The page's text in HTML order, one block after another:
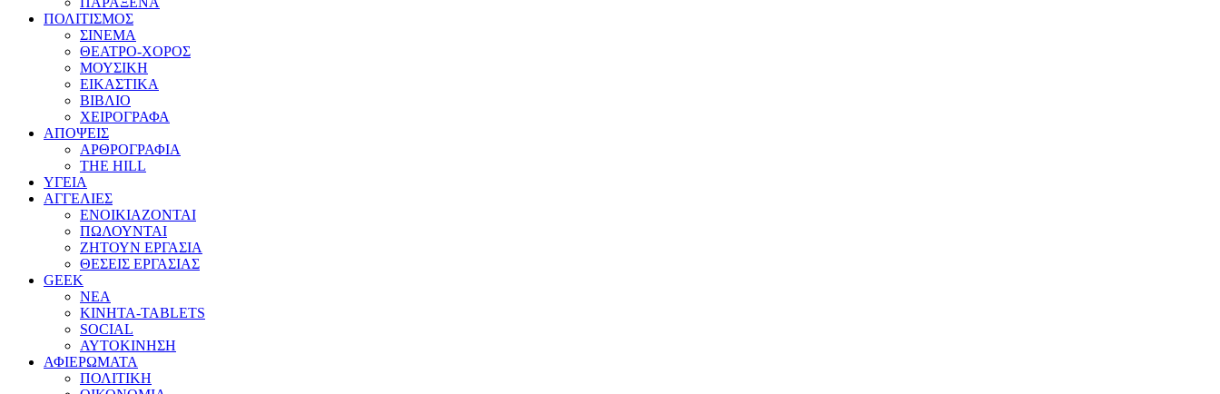
ΠΟΛΙΤΙΣΜΟΣ
ΣΙΝΕΜΑ
ΘΕΑΤΡΟ-ΧΟΡΟΣ
ΜΟΥΣΙΚΗ
ΕΙΚΑΣΤΙΚΑ
ΒΙΒΛΙΟ
ΧΕΙΡΟΓΡΑΦΑ
ΑΠΟΨΕΙΣ
ΑΡΘΡΟΓΡΑΦΙΑ
THE HILL
ΥΓΕΙΑ
ΑΓΓΕΛΙΕΣ
ΕΝΟΙΚΙΑΖΟΝΤΑΙ
ΠΩΛΟΥΝΤΑΙ
ΖΗΤΟΥΝ ΕΡΓΑΣΙΑ
ΘΕΣΕΙΣ ΕΡΓΑΣΙΑΣ
GEEK
ΝΕΑ
ΚΙΝΗΤΑ-TABLETS
SOCIAL
ΑΥΤΟΚΙΝΗΣΗ
ΑΦΙΕΡΩΜΑΤΑ
ΠΟΛΙΤΙΚΗ